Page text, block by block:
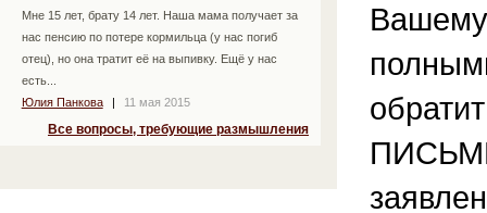
Мне 15 лет, брату 14 лет. Наша мама получает за
нас пенсию по потере кормильца (у нас погиб
отец), но она тратит её на выпивку. Ещё у нас
есть...
Юлия Панкова
11 мая 2015
Все вопросы, требующие размышления
Вашему